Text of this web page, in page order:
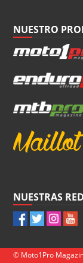
NUESTRO
NUESTRAS
© Moto1Pro